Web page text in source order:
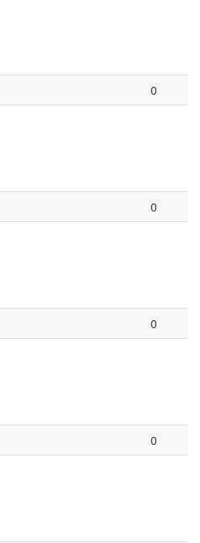
0
0
0
0